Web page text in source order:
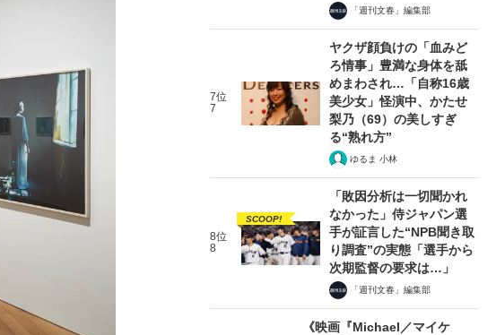
「週刊文春」編集部
7位
7
ヤクザ顔負けの「血みど
ろ情事」豊満な身体を舐
めまわされ…「自称16歳
美少女」怪演中、かたせ
梨乃（69）の美しすぎ
る“熟れ方”
ゆるま 小林
8位
8
SCOOP!
「敗因分析は一切聞かれ
なかった」侍ジャパン選
手が証言した“NPB聞き取
り調査”の実態「選手から
次期監督の要求は…」
「週刊文春」編集部
《映画『Michael／マイケ